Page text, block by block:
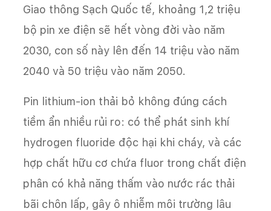
Giao thông Sạch Quốc tế, khoảng 1,2 triệu
bộ pin xe điện sẽ hết vòng đời vào năm
2030, con số này lên đến 14 triệu vào năm
2040 và 50 triệu vào năm 2050.
Pin lithium-ion thải bỏ không đúng cách
tiềm ẩn nhiều rủi ro: có thể phát sinh khí
hydrogen fluoride độc hại khi cháy, và các
hợp chất hữu cơ chứa fluor trong chất điện
phân có khả năng thấm vào nước rác thải
bãi chôn lấp, gây ô nhiễm môi trường lâu